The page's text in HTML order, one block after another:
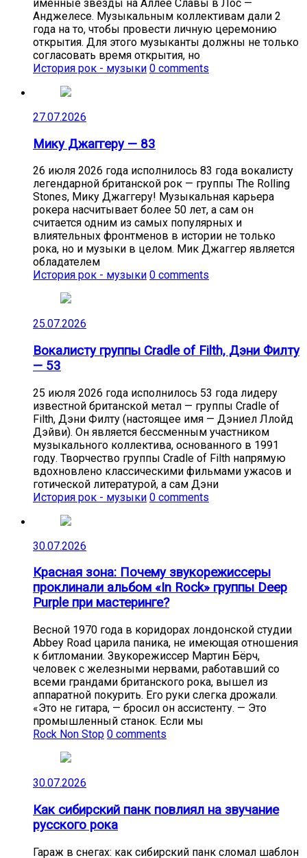
именные звёзды на Аллее Славы в Лос —
Анджелесе. Музыкальным коллективам дали 2
года на то, чтобы провести личную церемонию
открытия. Для этого музыканты должны не только
согласовать время открытия, но
История рок - музыки 0 comments
27.07.2026
Мику Джаггеру — 83
26 июля 2026 года исполнилось 83 года вокалисту
легендарной британской рок — группы The Rolling
Stones, Мику Джаггеру! Музыкальная карьера
рокера насчитывает более 50 лет, а сам он
считается одним из самых популярных и
влиятельных фронтменов в истории не только
рока, но и музыки в целом. Мик Джаггер является
обладателем
История рок - музыки 0 comments
25.07.2026
Вокалисту группы Cradle of Filth, Дэни Филту
— 53
25 июля 2026 года исполнилось 53 года лидеру
известной британской метал — группы Cradle of
Filth, Дэни Филту (настоящее имя — Дэниел Ллойд
Дэйви). Он является бессменным участником
музыкального коллектива, основанного в 1991
году. Творчество группы Cradle of Filth напрямую
вдохновлено классическими фильмами ужасов и
готической литературой, а сам Дэни
История рок - музыки 0 comments
30.07.2026
Красная зона: Почему звукорежиссеры
проклинали альбом «In Rock» группы Deep
Purple при мастеринге?
Весной 1970 года в коридорах лондонской студии
Abbey Road царила паника, не имеющая отношения
к битломании. Звукорежиссер Мартин Бёрч,
человек с железными нервами, работавший со
всеми грандами британского рока, вышел из
аппаратной покурить. Его руки слегка дрожали.
«Это не гитара, — бросил он ассистенту. — Это
промышленный станок. Если мы
Rock Non Stop 0 comments
30.07.2026
Как сибирский панк повлиял на звучание
русского рока
Гараж в снегах: как сибирский панк сломал шаблон